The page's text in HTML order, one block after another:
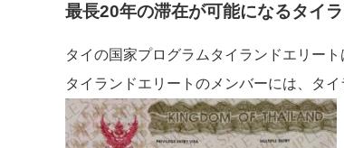
最長20年の滞在が可能になるタイ
タイの国家プログラムタイランドエリー
タイランドエリートのメンバーには、タ